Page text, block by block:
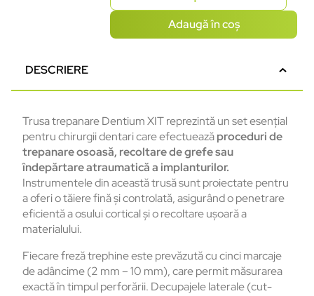
Adaugă în coș
DESCRIERE
Trusa trepanare Dentium XIT reprezintă un set esențial
pentru chirurgii dentari care efectueazăproceduri de
trepanare osoasă, recoltare de grefe sau
îndepărtare atraumatică a implanturilor.
Instrumentele din această trusă sunt proiectate pentru
a oferi o tăiere fină și controlată, asigurând o penetrare
eficientă a osului cortical și o recoltare ușoară a
materialului.
Fiecare freză trephine este prevăzută cu cinci marcaje
de adâncime (2 mm – 10 mm), care permit măsurarea
exactă în timpul perforării. Decupajele laterale (cut-